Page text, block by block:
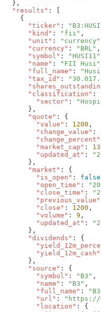
  "results"
      "ticker"
:
      "kind"
: "fii"
      "unit"
: "currency"
      "currency"
: "BRL"
      "symbol"
: "HUSI11"
      "name"
: "FII Husi"
      "full_name"
:
      "tax_id"
:
      "classification"
        "sector"
:
      "quote"
        "value"
: 1200
        "change_value"
:
        "change_percent"
        "market_cap"
:
        "updated_at"
:
      "market"
        "is_open"
: false
        "open_time"
:
        "close_time"
:
        "previous_value"
        "close"
: 1200
        "volume"
: 9
        "updated_at"
:
      "dividends"
        "yield_12m_cash"
      "source"
        "symbol"
: "B3"
        "name"
: "B3"
        "full_name"
:
        "url"
: "https://
        "location"